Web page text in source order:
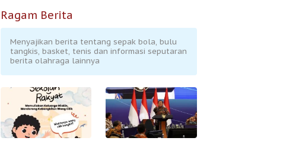
Ragam Berita
Menyajikan berita tentang sepak bola, bulu
tangkis, basket, tenis dan informasi seputaran
berita olahraga lainnya